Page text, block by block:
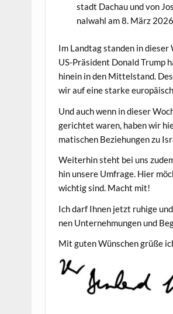
stadt Dachau und von
nal­wahl am 8. März
Im Land­tag standen in dieser
US-Präsi­dent Don­ald Trump
hinein in den Mit­tel­stand.
wir auf eine starke
Und auch wenn in dieser
gerichtet waren, haben wir
ma­tis­chen Beziehun­gen zu
Weit­er­hin ste­ht bei uns
hin unsere Umfrage. Hier
wichtig sind. Macht mit!
Ich darf Ihnen jet­zt ruhige
nen Unternehmungen und
Mit guten Wün­schen grüße